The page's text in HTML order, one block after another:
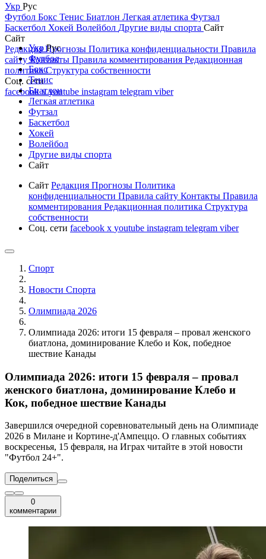
Укр Рус
Футбол Бокс Тенис Биатлон Легкая атлетика Футзал
Баскетбол Хокей Волейбол Другие виды спорта Сайт
Сайт
РедакцияПрогнозы Политика конфиденциальности Правила
сайтуКонтакты Правила комментирования Редакционная
политикаСтруктура собственности
Соц. сети
facebookxyoutube instagram telegram viber
УкрРус
Футбол
Бокс
Тенис
Биатлон
Легкая атлетика
Футзал
Баскетбол
Хокей
Волейбол
Другие виды спорта
Сайт
Сайт Редакция Прогнозы Политика
конфиденциальности Правила сайту Контакты Правила
комментирования Редакционная политика Структура
собственности
Соц. сети facebook x youtube instagram telegram viber
Спорт
Новости Cпорта
Олимпиада 2026
Олимпиада 2026: итоги 15 февраля – провал женского
биатлона, доминирование Клебо и Кок, победное
шествие Канады
Олимпиада 2026: итоги 15 февраля – провал
женского биатлона, доминирование Клебо и
Кок, победное шествие Канады
Завершился очередной соревновательный день на Олимпиаде
2026 в Милане и Кортине-д'Ампеццо. О главных событиях
воскресенья, 15 февраля, на Играх читайте в этой новости
"Футбол 24+".
Поделиться
0
комментарии